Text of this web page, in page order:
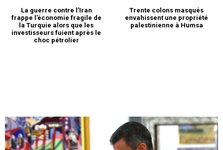
La guerre contre l’Iran
frappe l’économie fragile de
la Turquie alors que les
investisseurs fuient après le
choc pétrolier
Trente colons masqués
envahissent une propriété
palestinienne à Humsa